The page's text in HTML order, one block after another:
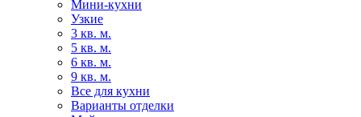
Мини-кухни
Узкие
3 кв. м.
5 кв. м.
6 кв. м.
9 кв. м.
Все для кухни
Варианты отделки